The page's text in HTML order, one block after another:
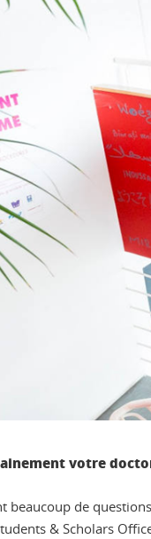
votre
beaucoup de
& Scholars